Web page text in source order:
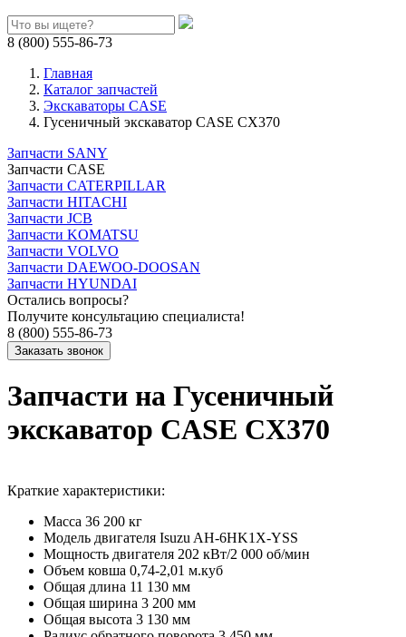
8 (800) 555-86-73
Главная
Каталог запчастей
Экскаваторы CASE
Гусеничный экскаватор CASE CX370
Запчасти SANY
Запчасти CASE
Запчасти CATERPILLAR
Запчасти HITACHI
Запчасти JCB
Запчасти KOMATSU
Запчасти VOLVO
Запчасти DAEWOO-DOOSAN
Запчасти HYUNDAI
Остались вопросы?
Получите консультацию специалиста!
8 (800) 555-86-73
Запчасти на Гусеничный
экскаватор CASE CX370
Краткие характеристики:
Масса 36 200 кг
Модель двигателя Isuzu AH-6HK1X-YSS
Мощность двигателя 202 кВт/2 000 об/мин
Объем ковша 0,74-2,01 м.куб
Общая длина 11 130 мм
Общая ширина 3 200 мм
Общая высота 3 130 мм